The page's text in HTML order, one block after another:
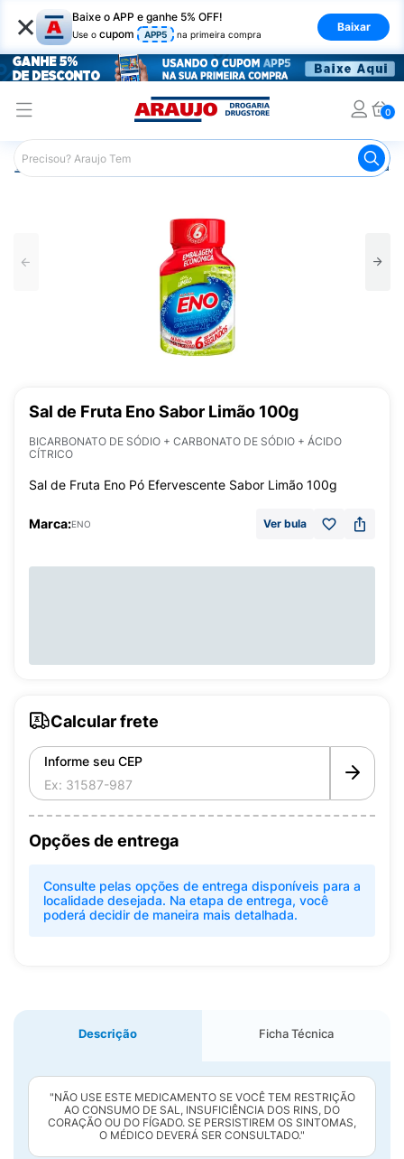
× Baixe o APP e ganhe 5% OFF!
Use o cupom APP5 na primeira compra
Baixar
0
Araujo Medicamentos Remédio para o Estômago e
Sal de Fruta Eno Sabor Limão 100g
BICARBONATO DE SÓDIO + CARBONATO DE SÓDIO + ÁCIDO
CÍTRICO
Sal de Fruta Eno Pó Efervescente Sabor Limão 100g
Marca:ENO Ver bula
Calcular frete
Informe seu CEP
Opções de entrega
Consulte pelas opções de entrega disponíveis para a
localidade desejada. Na etapa de entrega, você
poderá decidir de maneira mais detalhada.
Descrição Ficha Técnica
"NÃO USE ESTE MEDICAMENTO SE VOCÊ TEM RESTRIÇÃO
AO CONSUMO DE SAL, INSUFICIÊNCIA DOS RINS, DO
CORAÇÃO OU DO FÍGADO. SE PERSISTIREM OS SINTOMAS,
O MÉDICO DEVERÁ SER CONSULTADO."